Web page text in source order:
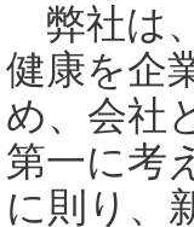
弊社は
健康を企
め、会社
第一に考
に則り、